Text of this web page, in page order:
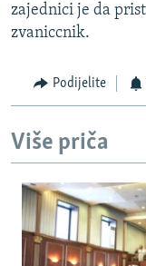
POST SCRIPTUM
TRI DECENIJE OD
NASTANAK I RASPAD
zajednici je da
zvaniccnik.
Podijelite
Više priča